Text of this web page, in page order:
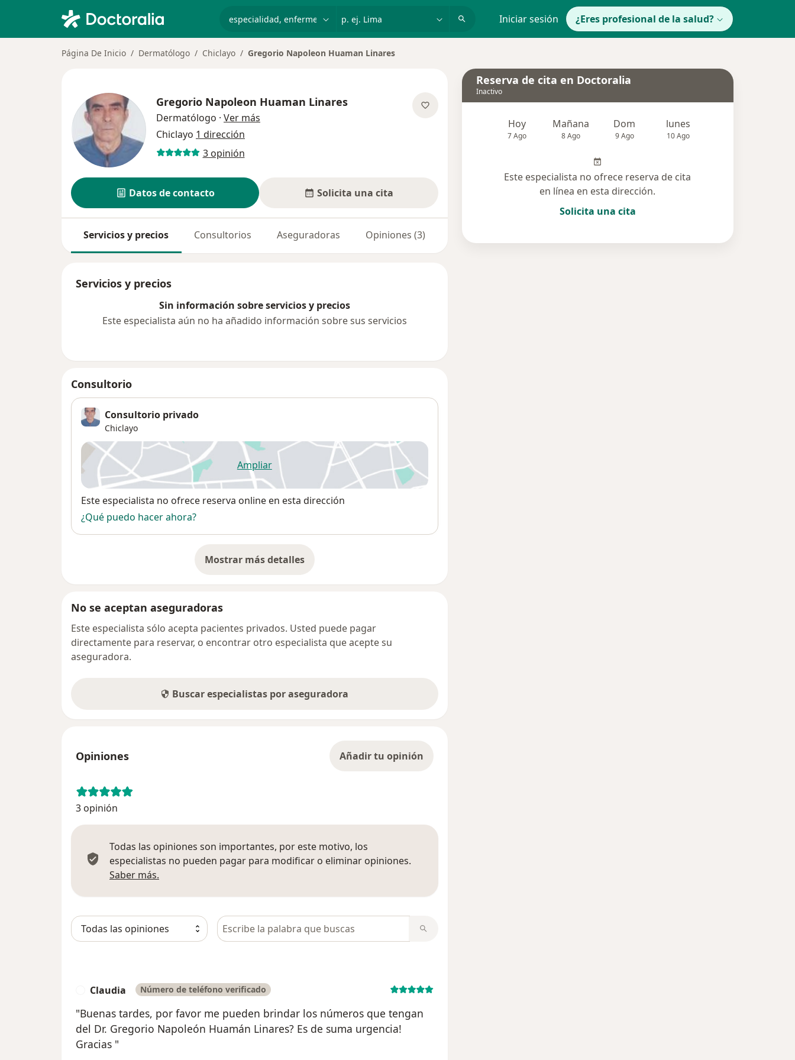
Iniciar sesión ¿Eres profesional de la salud?
Página De Inicio Dermatólogo Chiclayo Gregorio Napoleon Huaman Linares
Gregorio Napoleon Huaman Linares
Dermatólogo · Ver más
Chiclayo 1 dirección
3 opinión
Datos de contacto Solicita una cita
Servicios y precios Consultorios Aseguradoras Opiniones (3)
Servicios y precios
Sin información sobre servicios y precios
Este especialista aún no ha añadido información sobre sus servicios
Consultorio
Consultorio privado
Chiclayo
Ampliarse abre en una nueva pestaña
Disponibilidad
Este especialista no ofrece reserva online en esta dirección
¿Qué puedo hacer ahora?
Mostrar más detalles
sobre la dirección
No se aceptan aseguradoras
Este especialista sólo acepta pacientes privados. Usted puede pagar
directamente para reservar, o encontrar otro especialista que acepte su
aseguradora.
Buscar especialistas por aseguradora
Opiniones Añadir tu opinión
3 opinión
Todas las opiniones son importantes, por este motivo, los
especialistas no pueden pagar para modificar o eliminar opiniones.
Saber más.
Busca en opiniones
Claudia Número de teléfono verificado
"Buenas tardes, por favor me pueden brindar los números que tengan
del Dr. Gregorio Napoleón Huamán Linares? Es de suma urgencia!
Gracias "
Reserva de cita en Doctoralia
Inactivo
Hoy
7 Ago
Mañana
8 Ago
Dom
9 Ago
lunes
10 Ago
Este especialista no ofrece reserva de cita
en línea en esta dirección.
Solicita una cita